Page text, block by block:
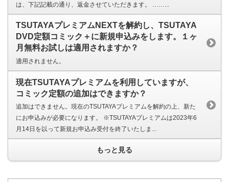
は、下記記載の通り、返金させていただきます。 ……...
TSUTAYAプレミアムNEXTを解約し、TSUTAYA
DVD定額コミック＋に新規申込みをします。１ヶ
月無料お試しは適用されますか？
適用されません。
現在TSUTAYAプレミアムを利用していますが、
コミック定額の追加はできますか？
追加はできません。現在のTSUTAYAプレミアムを解約の上、新た
にお申込みが必要になります。 ※TSUTAYAプレミアムは2023年6
月14日を以って新規お申込み受付を終了いたしま...
もっと見る